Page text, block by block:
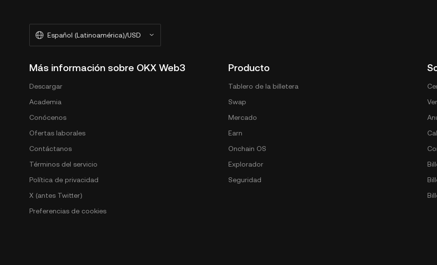
Español (Latinoamérica)/USD
Más información sobre OKX Web3
Descargar
Academia
Conócenos
Ofertas laborales
Contáctanos
Términos del servicio
Política de privacidad
X (antes Twitter)
Preferencias de cookies
Producto
Tablero de la billetera
Swap
Mercado
Earn
Onchain OS
Explorador
Seguridad